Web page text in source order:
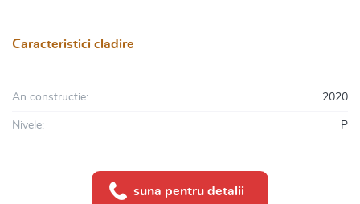
Caracteristici cladire
An constructie: 2020
Nivele: P
suna pentru detalii